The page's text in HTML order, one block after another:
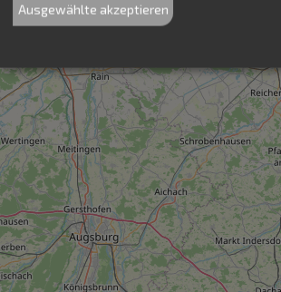
Ausgewählte akzeptieren